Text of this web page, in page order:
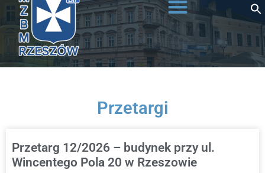
treści
Przetargi
Przetarg 12/2026 – budynek przy ul.
Wincentego Pola 20 w Rzeszowie